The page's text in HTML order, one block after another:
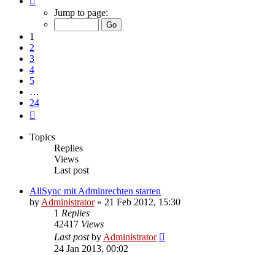
Jump to page:
1
2
3
4
5
…
24
Topics
Replies
Views
Last post
AllSync mit Adminrechten starten
by Administrator» 21 Feb 2012, 15:30
1 Replies
42417 Views
Last postby Administrator
24 Jan 2013, 00:02